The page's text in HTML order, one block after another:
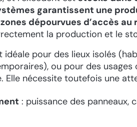
garantissent une
dépourvues d’accès au
la production et le
pour des lieux isolés
ou pour des usages
Elle nécessite toutefois une
: puissance des panneaux,